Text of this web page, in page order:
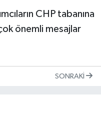
CHP tabanına
önemli mesajlar
SONRAKI